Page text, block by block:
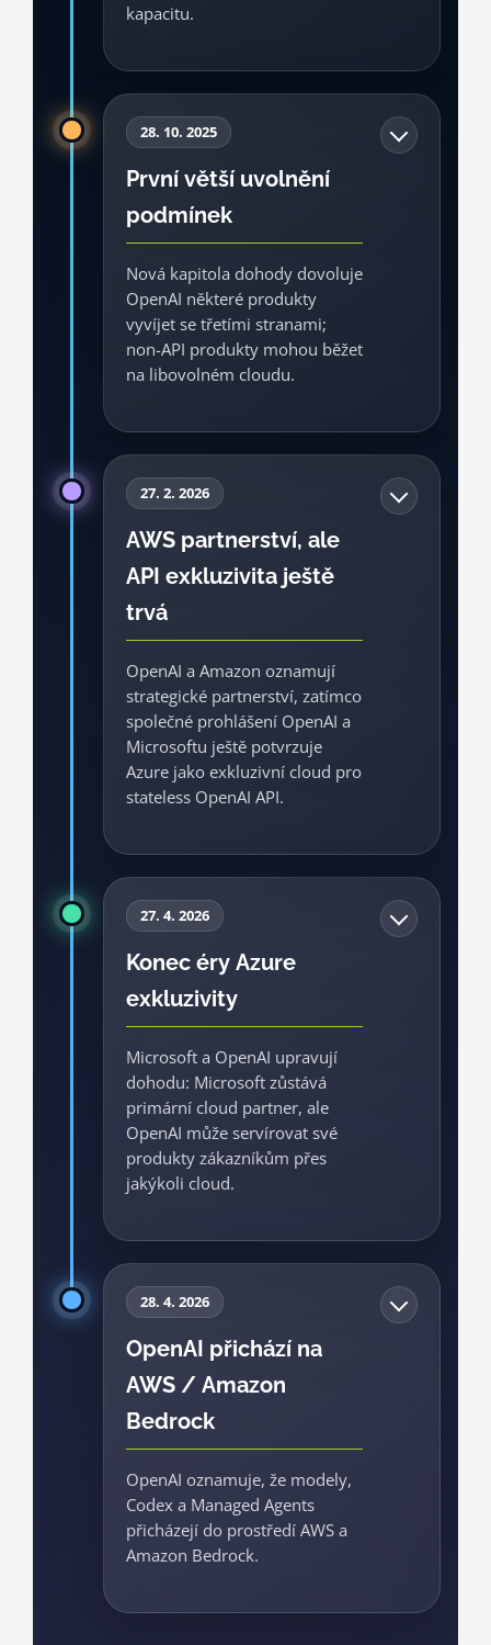
kapacitu.
2024 nejde o přímé nahrazení Azure
ani o plnohodnotný konec exkluzivity.
OCI pomáhá řešit hlad po výpočetní
kapacitě, ale v rámci konstrukce, která
stále stojí na platformě Azure.
Cloud Zlom Zdroj: Oracle, 2024
28. 10. 2025
První větší uvolnění
podmínek
Nová kapitola dohody dovoluje
OpenAI některé produkty
vyvíjet se třetími stranami;
non-API produkty mohou běžet
na libovolném cloudu.
prvního odmítnutí na compute
zavazuje k dalšímu masivnímu
nákupu Azure služeb. Je to mezikrok:
Azure exkluzivita slábne, ale u API
Byznys
Zdroj: Microsoft, 2025
27. 2. 2026
AWS partnerství, ale
API exkluzivita ještě
trvá
OpenAI a Amazon oznamují
strategické partnerství, zatímco
společné prohlášení OpenAI a
Microsoftu ještě potvrzuje
Azure jako exkluzivní cloud pro
stateless OpenAI API.
významný partner pro nové enterprise
prohlášení měly stateless API volání k
modelům OpenAI stále běžet na
Azure.
Cloud Byznys
Zdroj: OpenAI / Microsoft, 2026
27. 4. 2026
Konec éry Azure
exkluzivity
Microsoft a OpenAI upravují
dohodu: Microsoft zůstává
primární cloud partner, ale
OpenAI může servírovat své
produkty zákazníkům přes
jakýkoli cloud.
Microsoft si zachovává významnou
roli, licenci k OpenAI IP do roku 2032
a pozici primárního cloud partnera.
Zároveň se ale licence stává
neexkluzivní a OpenAI získává prostor
Byznys
Zdroj: Microsoft / OpenAI, 2026
28. 4. 2026
OpenAI přichází na
AWS / Amazon
Bedrock
OpenAI oznamuje, že modely,
Codex a Managed Agents
přicházejí do prostředí AWS a
Amazon Bedrock.